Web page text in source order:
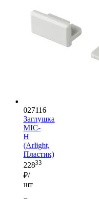
027116
Заглушка
MIC-
H
(Arlight,
Пластик)
22833
₽/
шт